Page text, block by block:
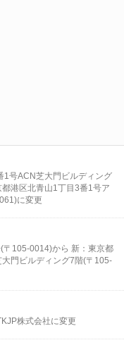
1号ACN芝大門ビルディング
港区北青山1丁目3番1号ア
に変更
〒105-0014)から 新：東京都
門ビルディング7階(〒105-
株式会社に変更